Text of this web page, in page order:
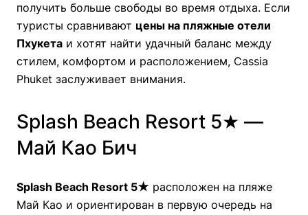
получить больше свободы во время отдыха. Если
туристы сравнивают цены на пляжные отели
Пхукета и хотят найти удачный баланс между
стилем, комфортом и расположением, Cassia
Phuket заслуживает внимания.
Splash Beach Resort 5★ —
Май Као Бич
Splash Beach Resort 5★ расположен на пляже
Май Као и ориентирован в первую очередь на